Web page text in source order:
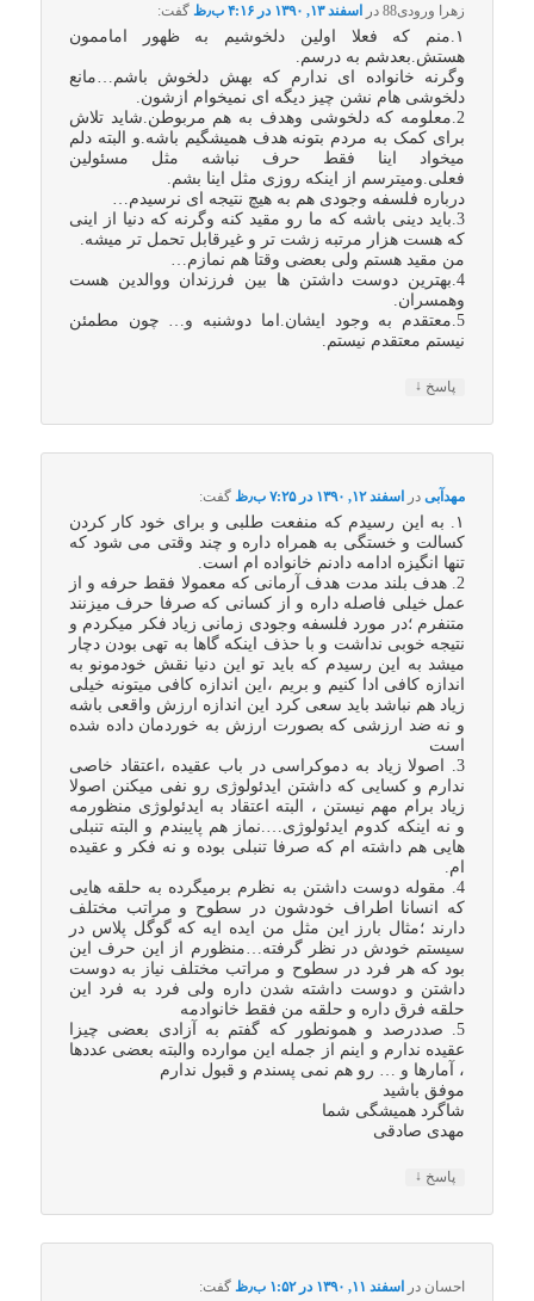
زهرا ورودی88 در اسفند ۱۳, ۱۳۹۰ در ۴:۱۶ ب٫ظ گفت:
۱.منم که فعلا اولین دلخوشیم به ظهور اماممون
هستش.بعدشم به درسم.
وگرنه خانواده ای ندارم که بهش دلخوش باشم…مانع
دلخوشی هام نشن چیز دیگه ای نمیخوام ازشون.
2.معلومه که دلخوشی وهدف به هم مربوطن.شاید تلاش
برای کمک به مردم بتونه هدف همیشگیم باشه.و البته دلم
میخواد اینا فقط حرف نباشه مثل مسئولین
فعلی.ومیترسم از اینکه روزی مثل اینا بشم.
درباره فلسفه وجودی هم به هیچ نتیجه ای نرسیدم…
3.باید دینی باشه که ما رو مقید کنه وگرنه که دنیا از اینی
که هست هزار مرتبه زشت تر و غیرقابل تحمل تر میشه.
من مقید هستم ولی بعضی وقتا هم نمازم…
4.بهترین دوست داشتن ها بین فرزندان ووالدین هست
وهمسران.
5.معتقدم به وجود ایشان.اما دوشنبه و… چون مطمئن
نیستم معتقدم نیستم.
پاسخ ↓
مهدآبیدر اسفند ۱۲, ۱۳۹۰ در ۷:۲۵ ب٫ظ گفت:
۱. به این رسیدم که منفعت طلبی و برای خود کار کردن
کسالت و خستگی به همراه داره و چند وقتی می شود که
تنها انگیزه ادامه دادنم خانواده ام است.
2. هدف بلند مدت هدف آرمانی که معمولا فقط حرفه و از
عمل خیلی فاصله داره و از کسانی که صرفا حرف میزنند
متنفرم ؛در مورد فلسفه وجودی زمانی زیاد فکر میکردم و
نتیجه خوبی نداشت و با حذف اینکه گاها به تهی بودن دچار
میشد به این رسیدم که باید تو این دنیا نقش خودمونو به
اندازه کافی ادا کنیم و بریم ،این اندازه کافی میتونه خیلی
زیاد هم نباشد باید سعی کرد این اندازه ارزش واقعی باشه
و نه ضد ارزشی که بصورت ارزش به خوردمان داده شده
است
3. اصولا زیاد به دموکراسی در باب عقیده ،اعتقاد خاصی
ندارم و کسایی که داشتن ایدئولوژی رو نفی میکنن اصولا
زیاد برام مهم نیستن ، البته اعتقاد به ایدئولوژی منظورمه
و نه اینکه کدوم ایدئولوژی….نماز هم پایبندم و البته تنبلی
هایی هم داشته ام که صرفا تنبلی بوده و نه فکر و عقیده
ام.
4. مقوله دوست داشتن به نظرم برمیگرده به حلقه هایی
که انسانا اطراف خودشون در سطوح و مراتب مختلف
دارند ؛مثال بارز این مثل من ایده ایه که گوگل پلاس در
سیستم خودش در نظر گرفته…منظورم از این حرف این
بود که هر فرد در سطوح و مراتب مختلف نیاز به دوست
داشتن و دوست داشته شدن داره ولی فرد به فرد این
حلقه فرق داره و حلقه من فقط خانوادمه
5. صددرصد و همونطور که گفتم به آزادی بعضی چیزا
عقیده ندارم و اینم از جمله این موارده والبته بعضی عددها
، آمارها و … رو هم نمی پسندم و قبول ندارم
موفق باشید
شاگرد همیشگی شما
مهدی صادقی
پاسخ ↓
احسان در اسفند ۱۱, ۱۳۹۰ در ۱:۵۲ ب٫ظ گفت: